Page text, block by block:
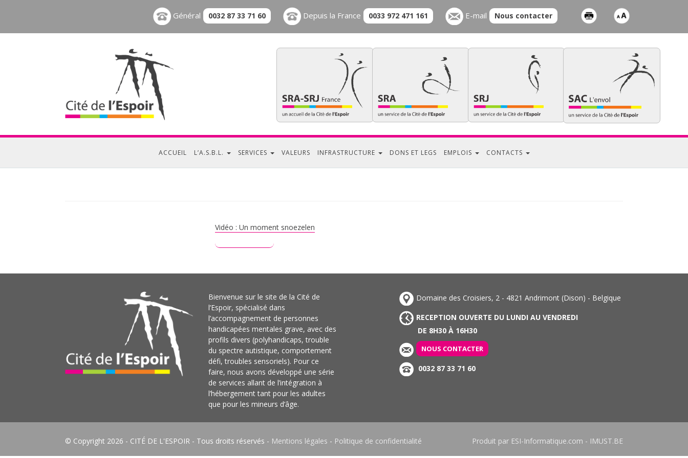
Général 0032 87 33 71 60 Depuis la France 0033 972 471 161 E-mail Nous contacter
ACCUEIL L’A.S.B.L. SERVICES VALEURS INFRASTRUCTURE DONS ET LEGS EMPLOIS CONTACTS
Vidéo : Un moment snoezelen
Bienvenue sur le site de la Cité de
l’Espoir, spécialisé dans
l’accompagnement de personnes
handicapées mentales grave, avec des
profils divers (polyhandicaps, trouble
du spectre autistique, comportement
défi, troubles sensoriels). Pour ce
faire, nous avons développé une série
de services allant de l’intégration à
l’hébergement tant pour les adultes
que pour les mineurs d’âge.
Domaine des Croisiers, 2 - 4821 Andrimont (Dison) - Belgique
RECEPTION OUVERTE DU LUNDI AU VENDREDI
DE 8H30 À 16H30
NOUS CONTACTER
0032 87 33 71 60
© Copyright 2026 - CITÉ DE L'ESPOIR - Tous droits réservés - Mentions légales - Politique de confidentialité Produit par ESI-Informatique.com - IMUST.BE